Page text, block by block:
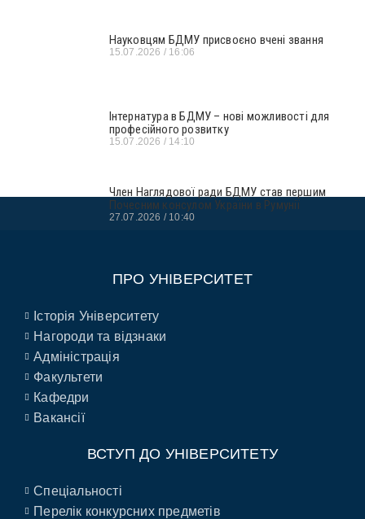
Науковцям БДМУ присвоєно вчені звання
15.07.2026 16:06
Інтернатура в БДМУ – нові можливості для
професійного розвитку
15.07.2026 14:10
Член Наглядової ради БДМУ став першим
Почесним консулом України в Румунії
27.07.2026 10:40
ПРО УНІВЕРСИТЕТ
Історія Університету
Нагороди та відзнаки
Адміністрація
Факультети
Кафедри
Вакансії
ВСТУП ДО УНІВЕРСИТЕТУ
Спеціальності
Перелік конкурсних предметів